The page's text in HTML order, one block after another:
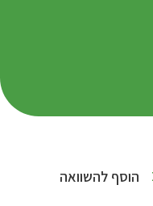
הוסף להשוואה